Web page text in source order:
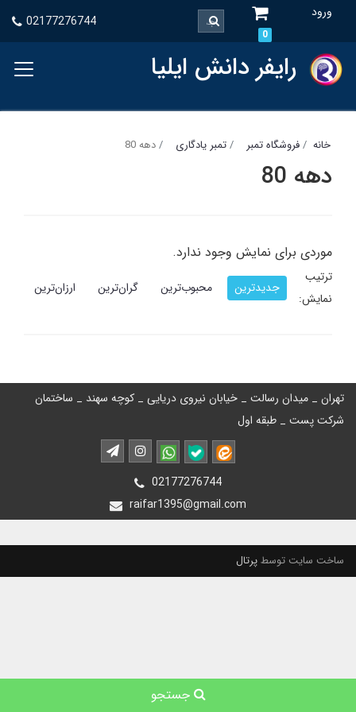
ورود
0
02177276744
رایفر دانش ایلیا
خانه فروشگاه تمبر تمبر یادگاری دهه 80
دهه 80
موردی برای نمایش وجود ندارد.
ترتیب
نمایش:
جدیدترین محبوب‌ترین گران‌ترین ارزان‌ترین
جستجو
تهران _ میدان رسالت _ خیابان نیروی دریایی _ کوچه سهند _ ساختمان
شرکت پست _ طبقه اول
02177276744
raifar1395@gmail.com
ساخت سایت توسطپرتال